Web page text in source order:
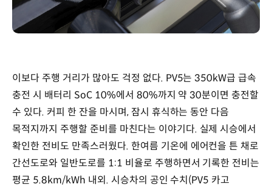
이보다 주행 거리가 많아도 걱정 없다. PV5는 350kW급 급속
충전 시 배터리 SoC 10%에서 80%까지 약 30분이면 충전할
수 있다. 커피 한 잔을 마시며, 잠시 휴식하는 동안 다음
목적지까지 주행할 준비를 마친다는 이야기다. 실제 시승에서
확인한 전비도 만족스러웠다. 한여름 기온에 에어컨을 튼 채로
간선도로와 일반도로를 1:1 비율로 주행하면서 기록한 전비는
평균 5.8km/kWh 내외. 시승차의 공인 수치(PV5 카고